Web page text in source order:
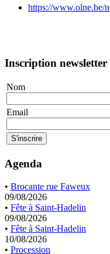
https://www.olne.be/
Inscription newsletter
Nom
Email
Agenda
• Brocante rue Faweux
09/08/2026
• Fête à Saint-Hadelin
09/08/2026
• Fête à Saint-Hadelin
10/08/2026
• Procession